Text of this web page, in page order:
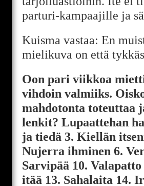
parturi-kampaajille ja
Kuisma vastaa: En
mielikuva on että
Oon pari viikkoa
vihdoin valmiiks.
mahdotonta toteuttaa
lenkit? Lupaattehan
ja tiedä 3. Kiellän
Nujerra ihminen 6.
Sarvipää 10.
itää 13. Sahalaita 14.